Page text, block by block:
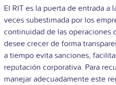
El RIT es la puerta de entrada a
veces subestimada por los
continuidad de las operaciones
desee crecer de forma
a tiempo evita sanciones,
reputación corporativa. Para
manejar adecuadamente este